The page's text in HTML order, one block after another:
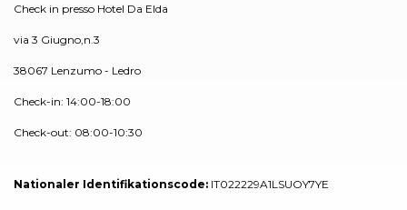
Check in presso Hotel Da Elda
via 3 Giugno,n.3
38067 Lenzumo - Ledro
Check-in: 14:00-18:00
Check-out: 08:00-10:30
Nationaler Identifikationscode: IT022229A1LSUOY7YE